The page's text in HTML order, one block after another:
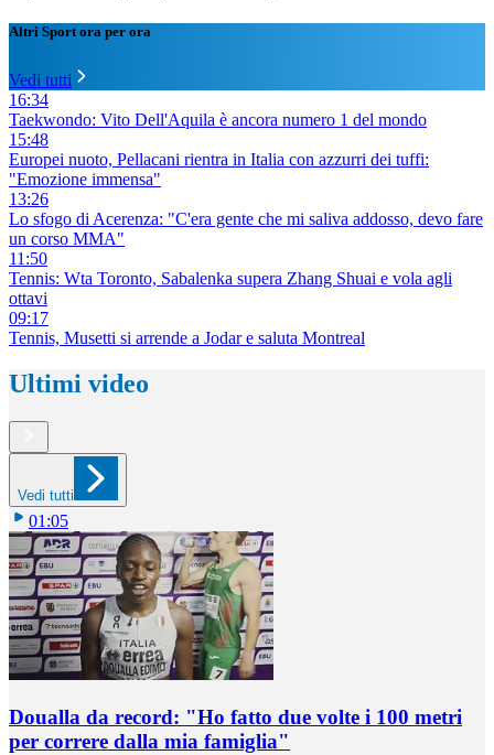
Altri Sport ora per ora
Vedi tutti
16:34
Taekwondo: Vito Dell'Aquila è ancora numero 1 del mondo
15:48
Europei nuoto, Pellacani rientra in Italia con azzurri dei tuffi:
"Emozione immensa"
13:26
Lo sfogo di Acerenza: "C'era gente che mi saliva addosso, devo fare
un corso MMA"
11:50
Tennis: Wta Toronto, Sabalenka supera Zhang Shuai e vola agli
ottavi
09:17
Tennis, Musetti si arrende a Jodar e saluta Montreal
Ultimi video
Vedi tutti
01:05
Doualla da record: "Ho fatto due volte i 100 metri
per correre dalla mia famiglia"